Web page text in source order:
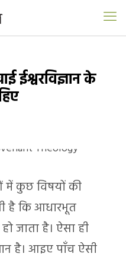
ईश्वरविज्ञान के
में कुछ विषयों की
है कि आधारभूत
जाता है। ऐसा ही
है। आइए पाँच ऐसी